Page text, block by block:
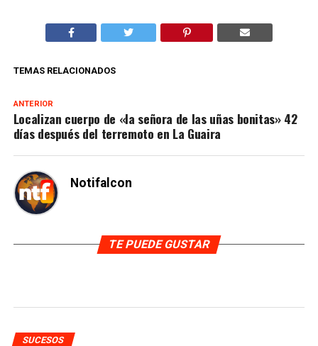
TEMAS RELACIONADOS
ANTERIOR
Localizan cuerpo de «la señora de las uñas bonitas» 42
días después del terremoto en La Guaira
Notifalcon
TE PUEDE GUSTAR
SUCESOS